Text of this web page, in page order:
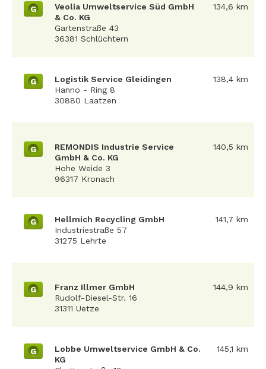
G
Veolia Umweltservice Süd GmbH
& Co. KG
Gartenstraße 43
36381 Schlüchtern
134,6 km
G
Logistik Service Gleidingen
Hanno - Ring 8
30880 Laatzen
138,4 km
G
REMONDIS Industrie Service
GmbH & Co. KG
Hohe Weide 3
96317 Kronach
140,5 km
G
Hellmich Recycling GmbH
Industriestraße 57
31275 Lehrte
141,7 km
G
Franz Illmer GmbH
Rudolf-Diesel-Str. 16
31311 Uetze
144,9 km
G
Lobbe Umweltservice GmbH & Co.
KG
145,1 km